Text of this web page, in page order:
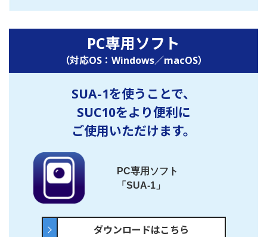
PC専用ソフト
（対応OS：Windows／macOS）
SUA-1を使うことで、
SUC10をより便利に
ご使用いただけます。
PC専用ソフト
「SUA-1」
ダウンロードはこちら